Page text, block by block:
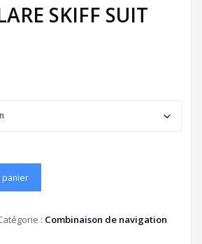
SKIFF SUIT
panier
: Combinaison de navigation